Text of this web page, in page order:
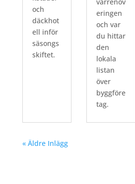
och
däckhot
ell inför
säsongs
skiftet.
eringen
och var
du hittar
den
lokala
listan
över
byggföre
tag.
« Äldre Inlägg